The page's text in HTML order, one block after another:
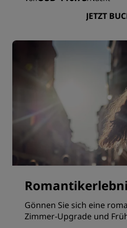
JETZT
Gönnen Sie sich eine
Zimmer-Upgrade und